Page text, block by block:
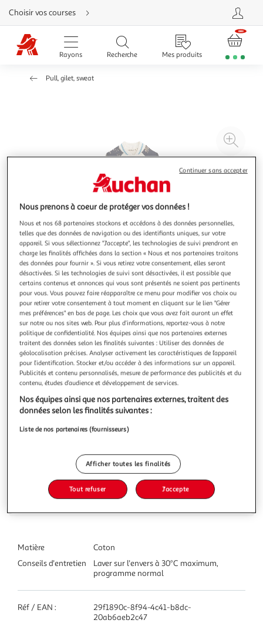
Aller
directement
au
contenu
Aller
directement
Aller
besoin
Choisir vos courses
Rayons Recherche Mes produits
Pull, gilet, sweat
à
Illustration
précédente
Illustration
suivante
PETIT BÉGUIN
Veste teddy bébé Manaus
Il est temps de compléter le dressing de votre enfant avec
le teddy Manaus ! On adore ce côté bicolore écru et
manches foncées en imprimés all-over ! On notera le côté
tendance et streetwear des bords côtes avec leur ligne
streetwear et ses manc
En savoir +
Vous voulez connaître le prix de ce produit ?
Afficher le prix
Matière
Coton
Conseils d'entretien
Laver sur l'envers à 30°C maximum,
programme normal
Réf / EAN :
29f1890c-8f94-4c41-b8dc-
20ab6aeb2c47
Nous prenons à coeur de protéger vos données !
Nous et nos 68 partenaires stockons et accédons à des données personnelles,
telles que des données de navigation ou des identifiants uniques, sur votre
appareil. Si vous sélectionnez "J'accepte", les technologies de suivi prendront en
charge les finalités affichées dans la section « Nous et nos partenaires traitons
des données pour fournir ». Si vous retirez votre consentement, elles seront
désactivées. Si les technologies de suivi sont désactivées, il est possible que
certains contenus et annonces qui vous sont présentés ne soient pas pertinents
pour vous. Vous pouvez faire réapparaître ce menu pour modifier vos choix ou
pour retirer votre consentement à tout moment en cliquant sur le lien "Gérer
mes préférences" en bas de page. Les choix que vous avez fait auront un effet
sur notre ou nos sites web. Pour plus d’informations, reportez-vous à notre
politique de confidentialité. Nos équipes ainsi que nos partenaires externes
traitent des données selon les finalités suivantes : Utiliser des données de
géolocalisation précises. Analyser activement les caractéristiques de l’appareil
pour l’identification. Stocker et/ou accéder à des informations sur un appareil.
Publicités et contenu personnalisés, mesure de performance des publicités et du
contenu, études d’audience et développement de services.
Nos équipes ainsi que nos partenaires externes, traitent des
données selon les finalités suivantes :
Liste de nos partenaires (fournisseurs)
Afficher toutes les finalités
Tout refuser J'accepte
Continuer sans accepter